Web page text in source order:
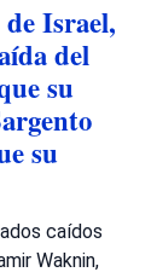
Israel,
del
su
su
caídos
Waknin,